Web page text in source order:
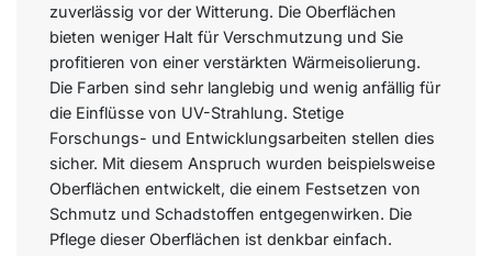
zuverlässig vor der Witterung. Die Oberflächen
bieten weniger Halt für Verschmutzung und Sie
profitieren von einer verstärkten Wärmeisolierung.
Die Farben sind sehr langlebig und wenig anfällig für
die Einflüsse von UV-Strahlung. Stetige
Forschungs- und Entwicklungsarbeiten stellen dies
sicher. Mit diesem Anspruch wurden beispielsweise
Oberflächen entwickelt, die einem Festsetzen von
Schmutz und Schadstoffen entgegenwirken. Die
Pflege dieser Oberflächen ist denkbar einfach.